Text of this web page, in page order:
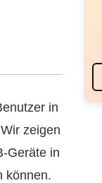
in
zeigen
Geräte in
können.